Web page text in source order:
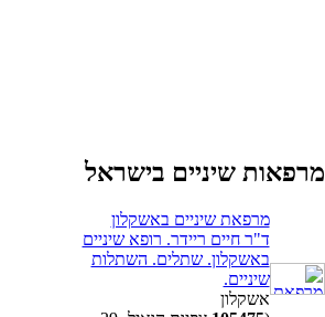
מרפאות שיניים בישראל
מרפאת שיניים באשקלון
ד"ר חיים ריידר. רופא שיניים
באשקלון. שתלים. השתלות
שיניים.
אשקלון